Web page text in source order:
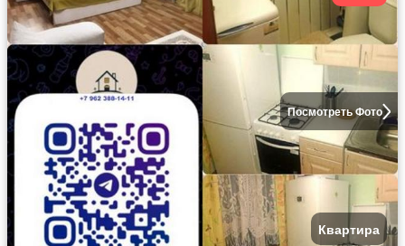
Посмотреть Фото
Квартира